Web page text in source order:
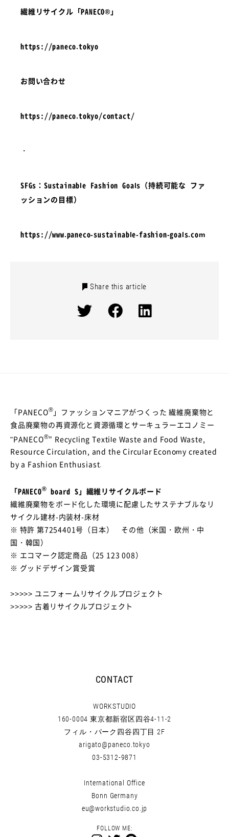
繊維リサイクル「PANECO®」
https://paneco.tokyo
お問い合わせ
https://paneco.tokyo/contact/
・
SFGs：Sustainable Fashion Goals（持続可能な ファ
ッションの目標）
https://www.paneco-sustainable-fashion-goals.com
Share this article
「PANECO®」ファッションマニアがつくった 繊維廃棄物と
食品廃棄物の再資源化と資源循環とサーキュラーエコノミー
"PANECO®” Recycling Textile Waste and Food Waste,
Resource Circulation, and the Circular Economy created
by a Fashion Enthusiast.
「PANECO® board S」繊維リサイクルボード
繊維廃棄物をボード化した環境に配慮したサステナブルなリ
サイクル建材-内装材-床材
※ 特許 第7254401号（日本） その他（米国・欧州・中
国・韓国）
※ エコマーク認定商品（25 123 008）
※ グッドデザイン賞受賞
>>>>> ユニフォームリサイクルプロジェクト
>>>>> 古着リサイクルプロジェクト
CONTACT
WORKSTUDIO
160-0004 東京都新宿区四谷4-11-2
フィル・パーク四谷四丁目 2F
arigato@paneco.tokyo
03-5312-9871
International Office
Bonn Germany
eu@workstudio.co.jp
FOLLOW ME: